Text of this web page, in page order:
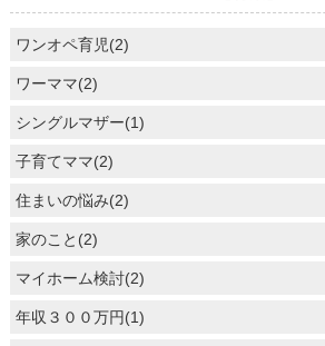
ワンオペ育児(2)
ワーママ(2)
シングルマザー(1)
子育てママ(2)
住まいの悩み(2)
家のこと(2)
マイホーム検討(2)
年収３００万円(1)